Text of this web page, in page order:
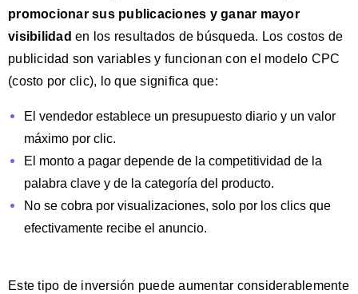
promocionar sus publicaciones y ganar mayor
visibilidad en los resultados de búsqueda. Los costos de
publicidad son variables y funcionan con el modelo CPC
(costo por clic), lo que significa que:
El vendedor establece un presupuesto diario y un valor
máximo por clic.
El monto a pagar depende de la competitividad de la
palabra clave y de la categoría del producto.
No se cobra por visualizaciones, solo por los clics que
efectivamente recibe el anuncio.
Este tipo de inversión puede aumentar considerablemente